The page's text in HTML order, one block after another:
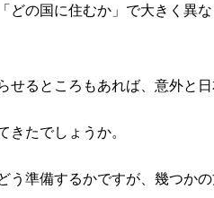
どの国に住むか」で大きく異
せるところもあれば、意外と
きたでしょうか。
う準備するかですが、幾つか